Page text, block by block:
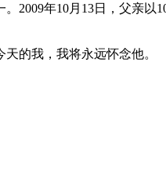
2009年10月13日，父亲
的我，我将永远怀念他。